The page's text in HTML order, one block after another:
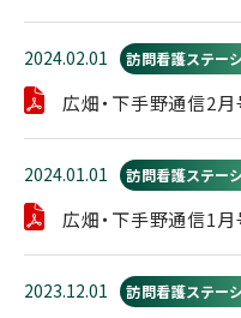
2024.02.01 訪問看護ステー
広畑・下手野通信2月
2024.01.01 訪問看護ステー
広畑・下手野通信1月
2023.12.01 訪問看護ステー